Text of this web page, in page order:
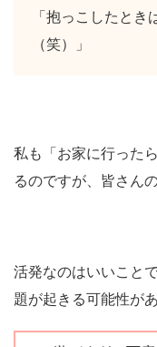
「抱っこしたとき
（笑）」
私も「お家に行った
るのですが、皆さん
活発なのはいいこと
題が起きる可能性があ